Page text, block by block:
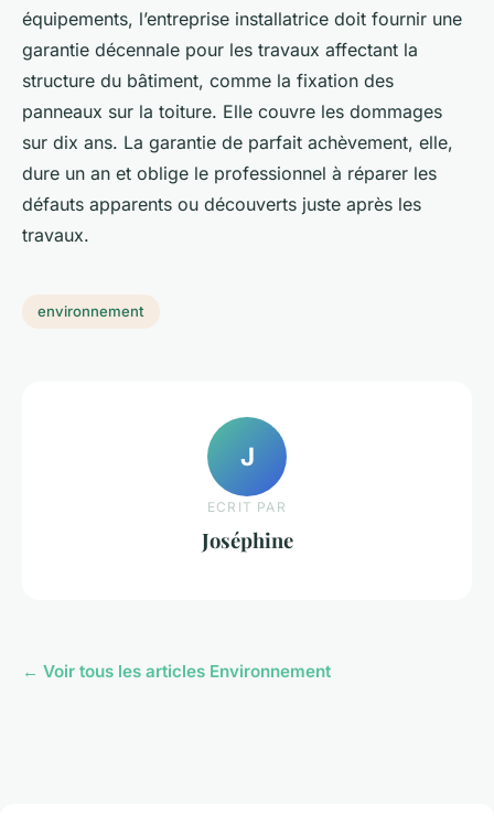
équipements, l’entreprise installatrice doit fournir une
garantie décennale pour les travaux affectant la
structure du bâtiment, comme la fixation des
panneaux sur la toiture. Elle couvre les dommages
sur dix ans. La garantie de parfait achèvement, elle,
dure un an et oblige le professionnel à réparer les
défauts apparents ou découverts juste après les
travaux.
environnement
J
ECRIT PAR
Joséphine
← Voir tous les articles Environnement